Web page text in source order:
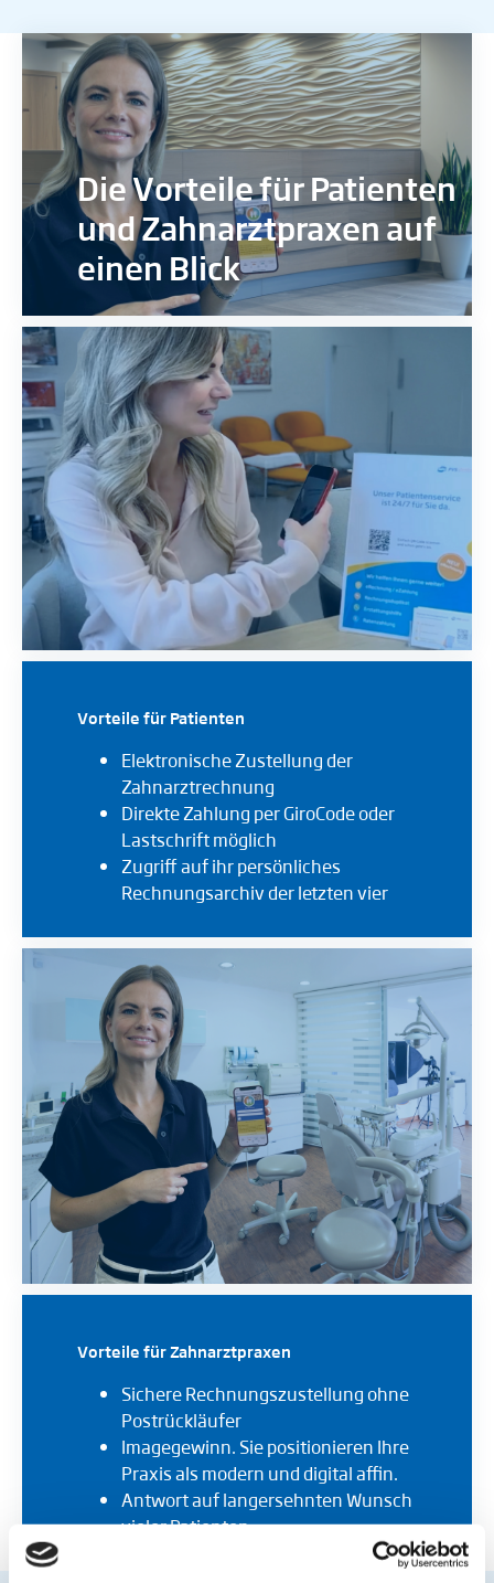
Die Vorteile für Patienten
und Zahnarztpraxen auf
einen Blick
Vorteile für Patienten
Elektronische Zustellung der
Zahnarztrechnung
Direkte Zahlung per GiroCode oder
Lastschrift möglich
Zugriff auf ihr persönliches
Rechnungsarchiv der letzten vier
Kein Freischaltbrief erforderlich
Datenschutzkonform nach DSGVO
Vorteile für Zahnarztpraxen
Sichere Rechnungszustellung ohne
Postrückläufer
Imagegewinn. Sie positionieren Ihre
Praxis als modern und digital affin.
Antwort auf langersehnten Wunsch
vieler Patienten
Schnelle & einfache Registrierung in